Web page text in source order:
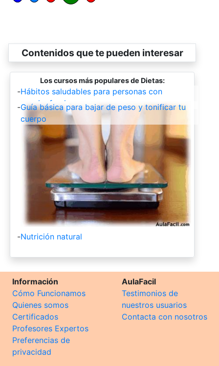
Contenidos que te pueden interesar
Los cursos más populares de Dietas:
-Hábitos saludables para personas con
esquizofrenia.
-Guía básica para bajar de peso y tonificar tu
cuerpo
-Nutrición natural
Información
Cómo Funcionamos
Quienes somos
Certificados
Profesores Expertos
Preferencias de
privacidad
AulaFacil
Testimonios de
nuestros usuarios
Contacta con nosotros